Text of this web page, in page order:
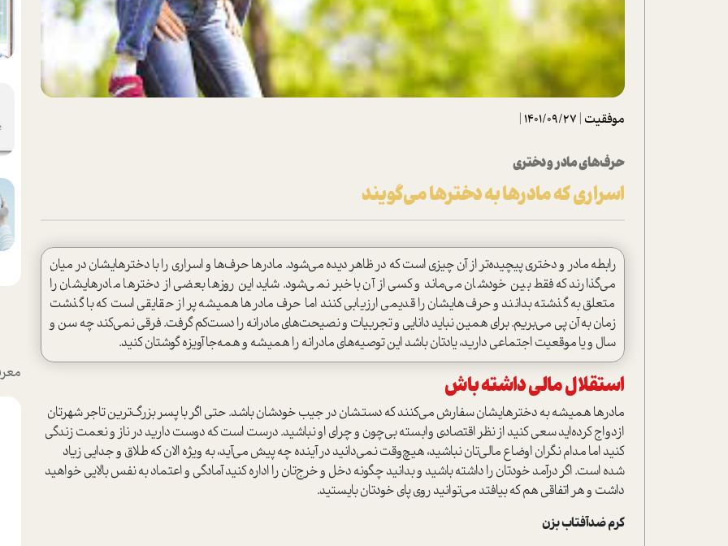
داستان
موفقیت |
1401/09/27
|
حرف‌های مادر و دختری
اسراری که مادرها به دخترها می‌گویند
رابطه مادر و دختری پیچیده‌تر از آن چیزی است که در ظاهر دیده می‌شود. مادرها حرف‌ها و اسراری را با دخترهایشان در میان
می‌گذارند که فقط بین خودشان می‌ماند و کسی از آن باخبر نمی‌شود. شاید این روزها بعضی از دخترها مادرهایشان را
متعلق به گذشته بدانند و حرف‌هایشان را قدیمی‌ ارزیابی کنند اما حرف مادرها همیشه پر از حقایقی است که با گذشت
زمان به آن پی می‌بریم. برای همین نباید دانایی و تجربیات و نصیحت‌های مادرانه را دست‌کم گرفت. فرقی نمی‌کند چه سن و
سال و یا موقعیت اجتماعی دارید، یادتان باشد این توصیه‌های مادرانه را همیشه و همه‌جا آویزه گوشتان کنید.
استقلال مالی داشته باش
مادرها همیشه به دخترهایشان سفارش می‌کنند که دستشان در جیب خودشان باشد. حتی اگر با پسر بزرگ‌ترین تاجر شهرتان
ازدواج کرده‌اید سعی کنید از نظر اقتصادی وابسته بی‌چون و چرای او نباشید. درست است که دوست دارید در ناز و نعمت زندگی
کنيد اما مدام نگران اوضاع مالی‌تان نباشید، هیچ‌وقت نمی‌دانید در آینده چه پیش مي‌آيد، به ویژه الان که طلاق و جدایی زیاد
شده است. اگر درآمد خودتان را داشته باشید و بدانید چگونه دخل و خرج‌تان را اداره کنید آمادگی و اعتماد به نفس بالایی خواهید
داشت و هر اتفاقی هم که بیافتد می‌توانید روی پای خودتان بایستید.
کرم ضدآفتاب بزن